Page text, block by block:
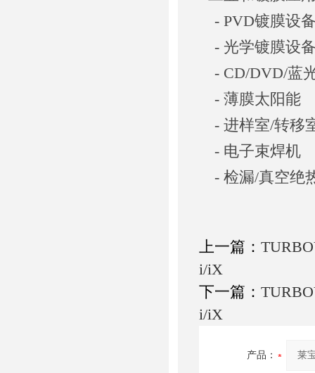
- PVD镀膜设
- 光学镀膜设
- CD/DVD/蓝
- 薄膜太阳能
- 进样室/转移
- 电子束焊机
- 检漏/真空绝
上一篇：
i/iX
下一篇：
i/iX
产品：